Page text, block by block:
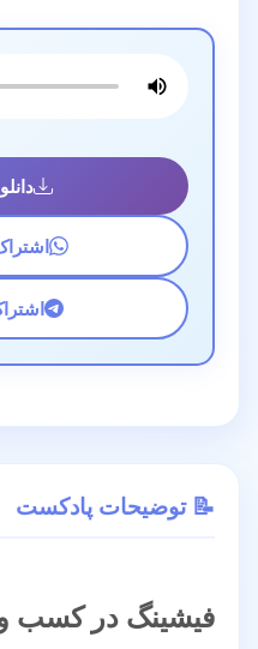
📝 توضیحات پادکست
فیشینگ در کسب